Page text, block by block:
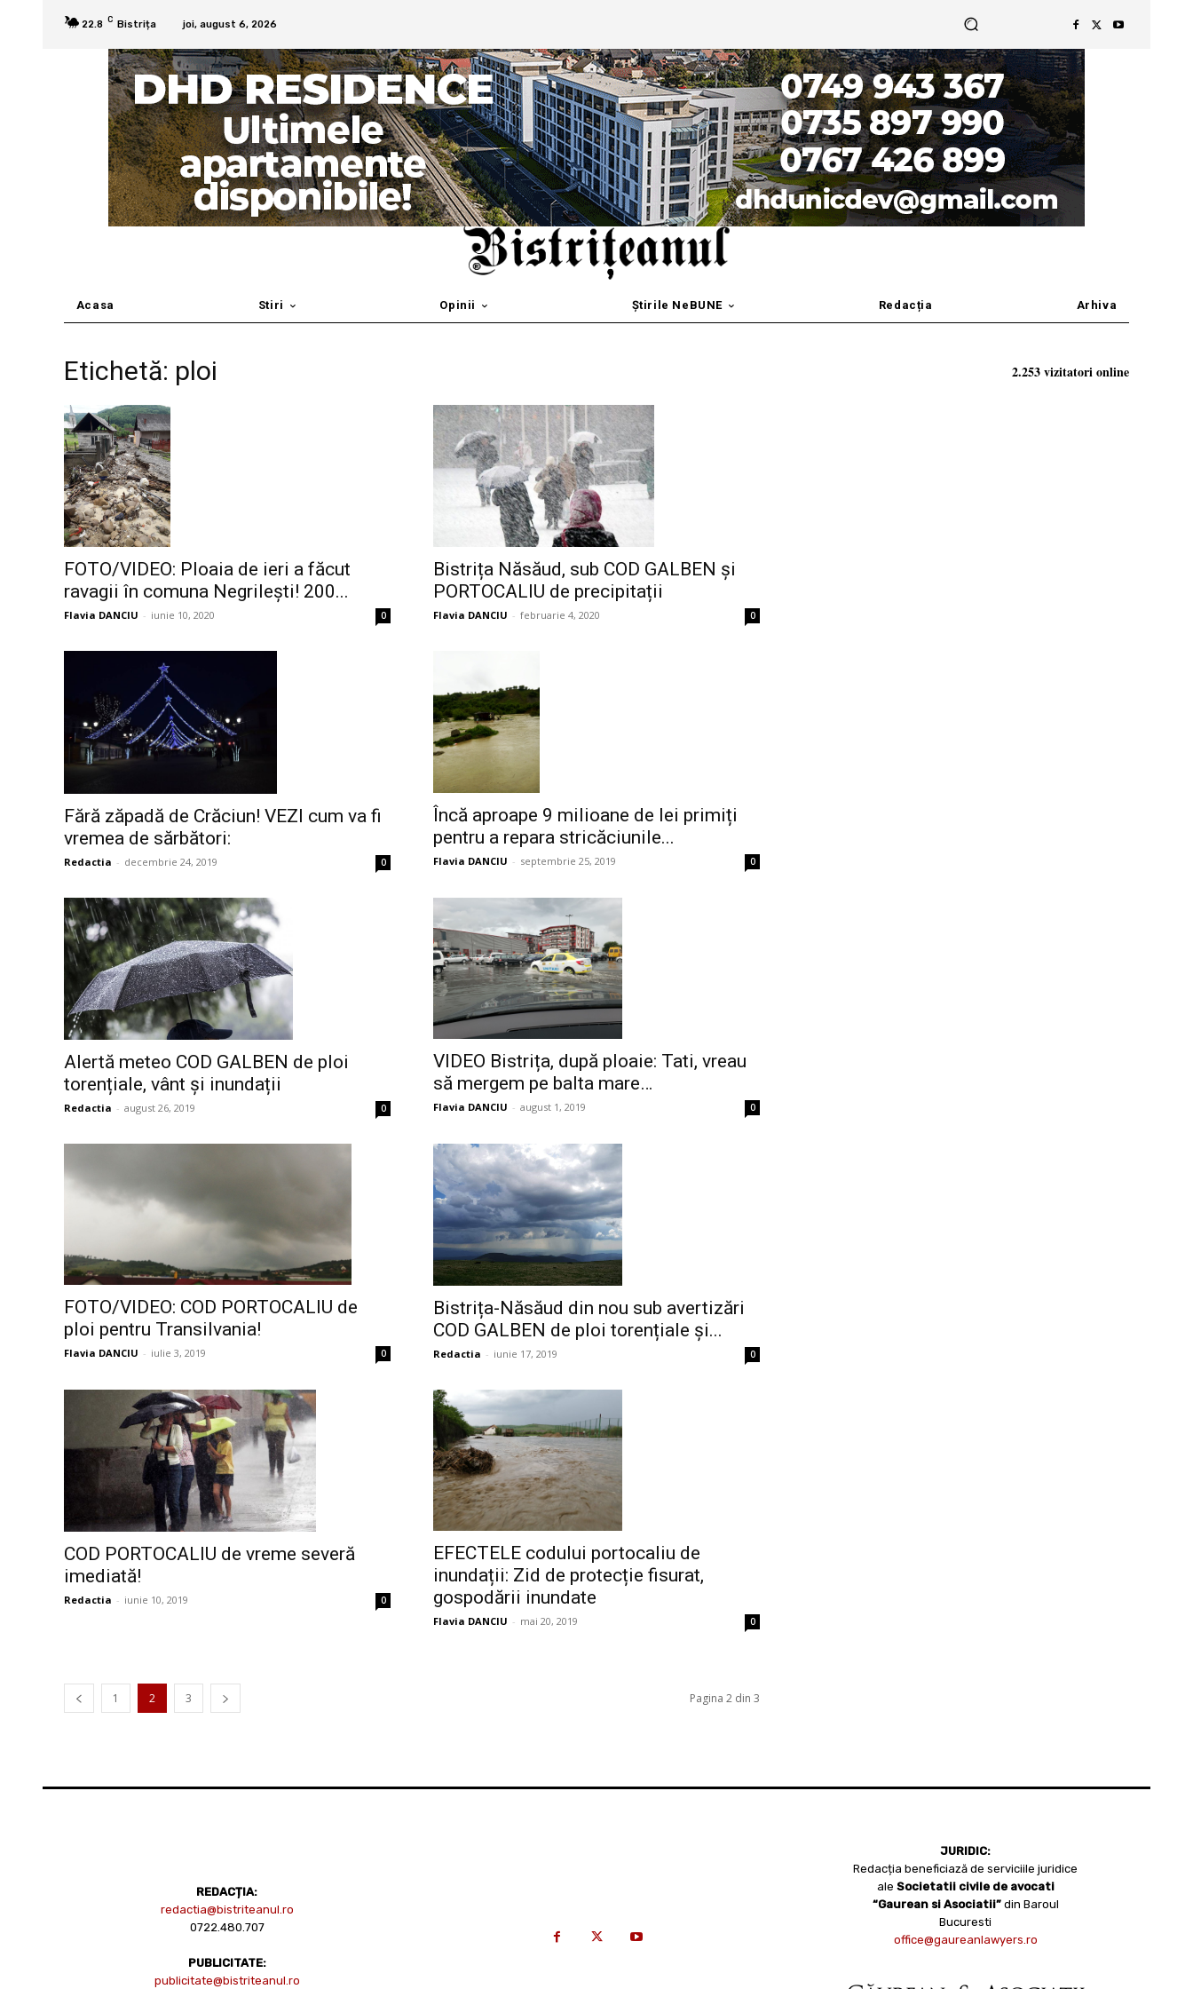
22.8 C Bistrița joi, august 6, 2026
Acasa Stiri Opinii Știrile NeBUNE Redacția Arhiva
Etichetă: ploi
FOTO/VIDEO: Ploaia de ieri a făcut
ravagii în comuna Negrilești! 200...
Flavia DANCIU - iunie 10, 2020 0
Bistrița Năsăud, sub COD GALBEN și
PORTOCALIU de precipitații
Flavia DANCIU - februarie 4, 2020 0
Fără zăpadă de Crăciun! VEZI cum va fi
vremea de sărbători:
Redactia - decembrie 24, 2019 0
Încă aproape 9 milioane de lei primiți
pentru a repara stricăciunile...
Flavia DANCIU - septembrie 25, 2019 0
Alertă meteo COD GALBEN de ploi
torențiale, vânt și inundații
Redactia - august 26, 2019 0
VIDEO Bistrița, după ploaie: Tati, vreau
să mergem pe balta mare…
Flavia DANCIU - august 1, 2019 0
FOTO/VIDEO: COD PORTOCALIU de
ploi pentru Transilvania!
Flavia DANCIU - iulie 3, 2019 0
Bistrița-Năsăud din nou sub avertizări
COD GALBEN de ploi torențiale și...
Redactia - iunie 17, 2019 0
COD PORTOCALIU de vreme severă
imediată!
Redactia - iunie 10, 2019 0
EFECTELE codului portocaliu de
inundații: Zid de protecție fisurat,
gospodării inundate
Flavia DANCIU - mai 20, 2019 0
1 2 3 Pagina 2 din 3
2.253 vizitatori online
REDACȚIA:
redactia@bistriteanul.ro
0722.480.707
PUBLICITATE:
publicitate@bistriteanul.ro
JURIDIC:
Redacția beneficiază de serviciile juridice
ale Societatii civile de avocati
“Gaurean si Asociatii” din Baroul
Bucuresti
office@gaureanlawyers.ro